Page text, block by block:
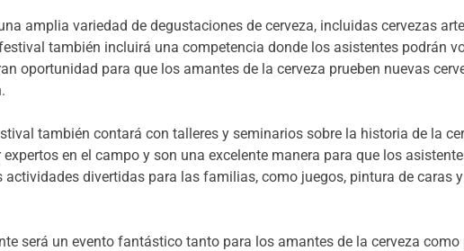
amplia variedad de degustaciones de cerveza, incluidas cervezas
también incluirá una competencia donde los asistentes podrán
oportunidad para que los amantes de la cerveza prueben nuevas
también contará con talleres y seminarios sobre la historia de la
en el campo y son una excelente manera para que los
divertidas para las familias, como juegos, pintura de caras
será un evento fantástico tanto para los amantes de la cerveza